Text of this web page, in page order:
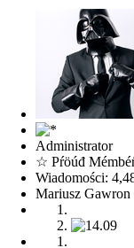
Administrator
☆ Pŕöúđ
Wiadomości:
Mariusz Gawron